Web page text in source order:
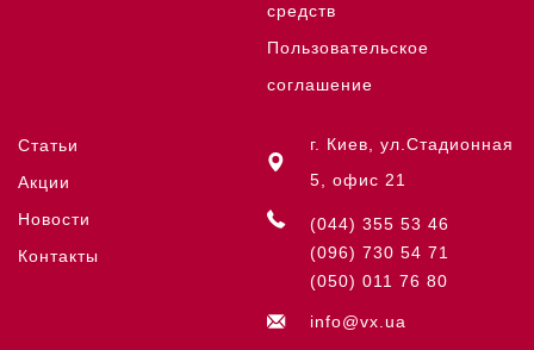
средств
Пользовательское
соглашение
Статьи
Акции
Новости
Контакты
г. Киев, ул.Стадионная
5, офис 21
(044) 355 53 46
(096) 730 54 71
(050) 011 76 80
info@vx.ua